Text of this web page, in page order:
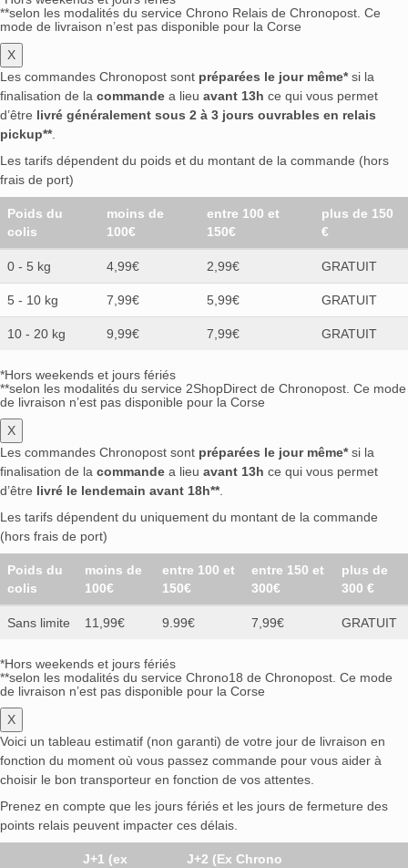
**selon les modalités du service Chrono Relais de Chronopost. Ce
mode de livraison n’est pas disponible pour la Corse
X
Les commandes Chronopost sont préparées le jour même*si la
finalisation de la commande a lieu avant 13h ce qui vous permet
d’être livré généralement sous 2 à 3 jours ouvrables en relais
pickup**.
Les tarifs dépendent du poids et du montant de la commande (hors
frais de port)
Poids du
colis
moins de
100€
entre 100 et
150€
plus de 150
€
0 - 5 kg 4,99€ 2,99€ GRATUIT
5 - 10 kg 7,99€ 5,99€ GRATUIT
10 - 20 kg 9,99€ 7,99€ GRATUIT
*Hors weekends et jours fériés
**selon les modalités du service 2ShopDirect de Chronopost. Ce mode
de livraison n’est pas disponible pour la Corse
X
Les commandes Chronopost sont préparées le jour même*si la
finalisation de la commande a lieu avant 13h ce qui vous permet
d’être livré le lendemain avant 18h**.
Les tarifs dépendent du uniquement du montant de la commande
(hors frais de port)
Poids du
colis
moins de
100€
entre 100 et
150€
entre 150 et
300€
plus de
300 €
Sans limite 11,99€ 9.99€ 7,99€ GRATUIT
*Hors weekends et jours fériés
**selon les modalités du service Chrono18 de Chronopost. Ce mode
de livraison n’est pas disponible pour la Corse
X
Voici un tableau estimatif (non garanti) de votre jour de livraison en
fonction du moment où vous passez commande pour vous aider à
choisir le bon transporteur en fonction de vos attentes.
Prenez en compte que les jours fériés et les jours de fermeture des
points relais peuvent impacter ces délais.
J+1 (ex
J+2 (Ex Chrono